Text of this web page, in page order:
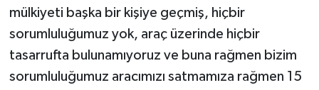
mülkiyeti başka bir kişiye geçmiş, hiçbir
sorumluluğumuz yok, araç üzerinde hiçbir
tasarrufta bulunamıyoruz ve buna rağmen bizim
sorumluluğumuz aracımızı satmamıza rağmen 15